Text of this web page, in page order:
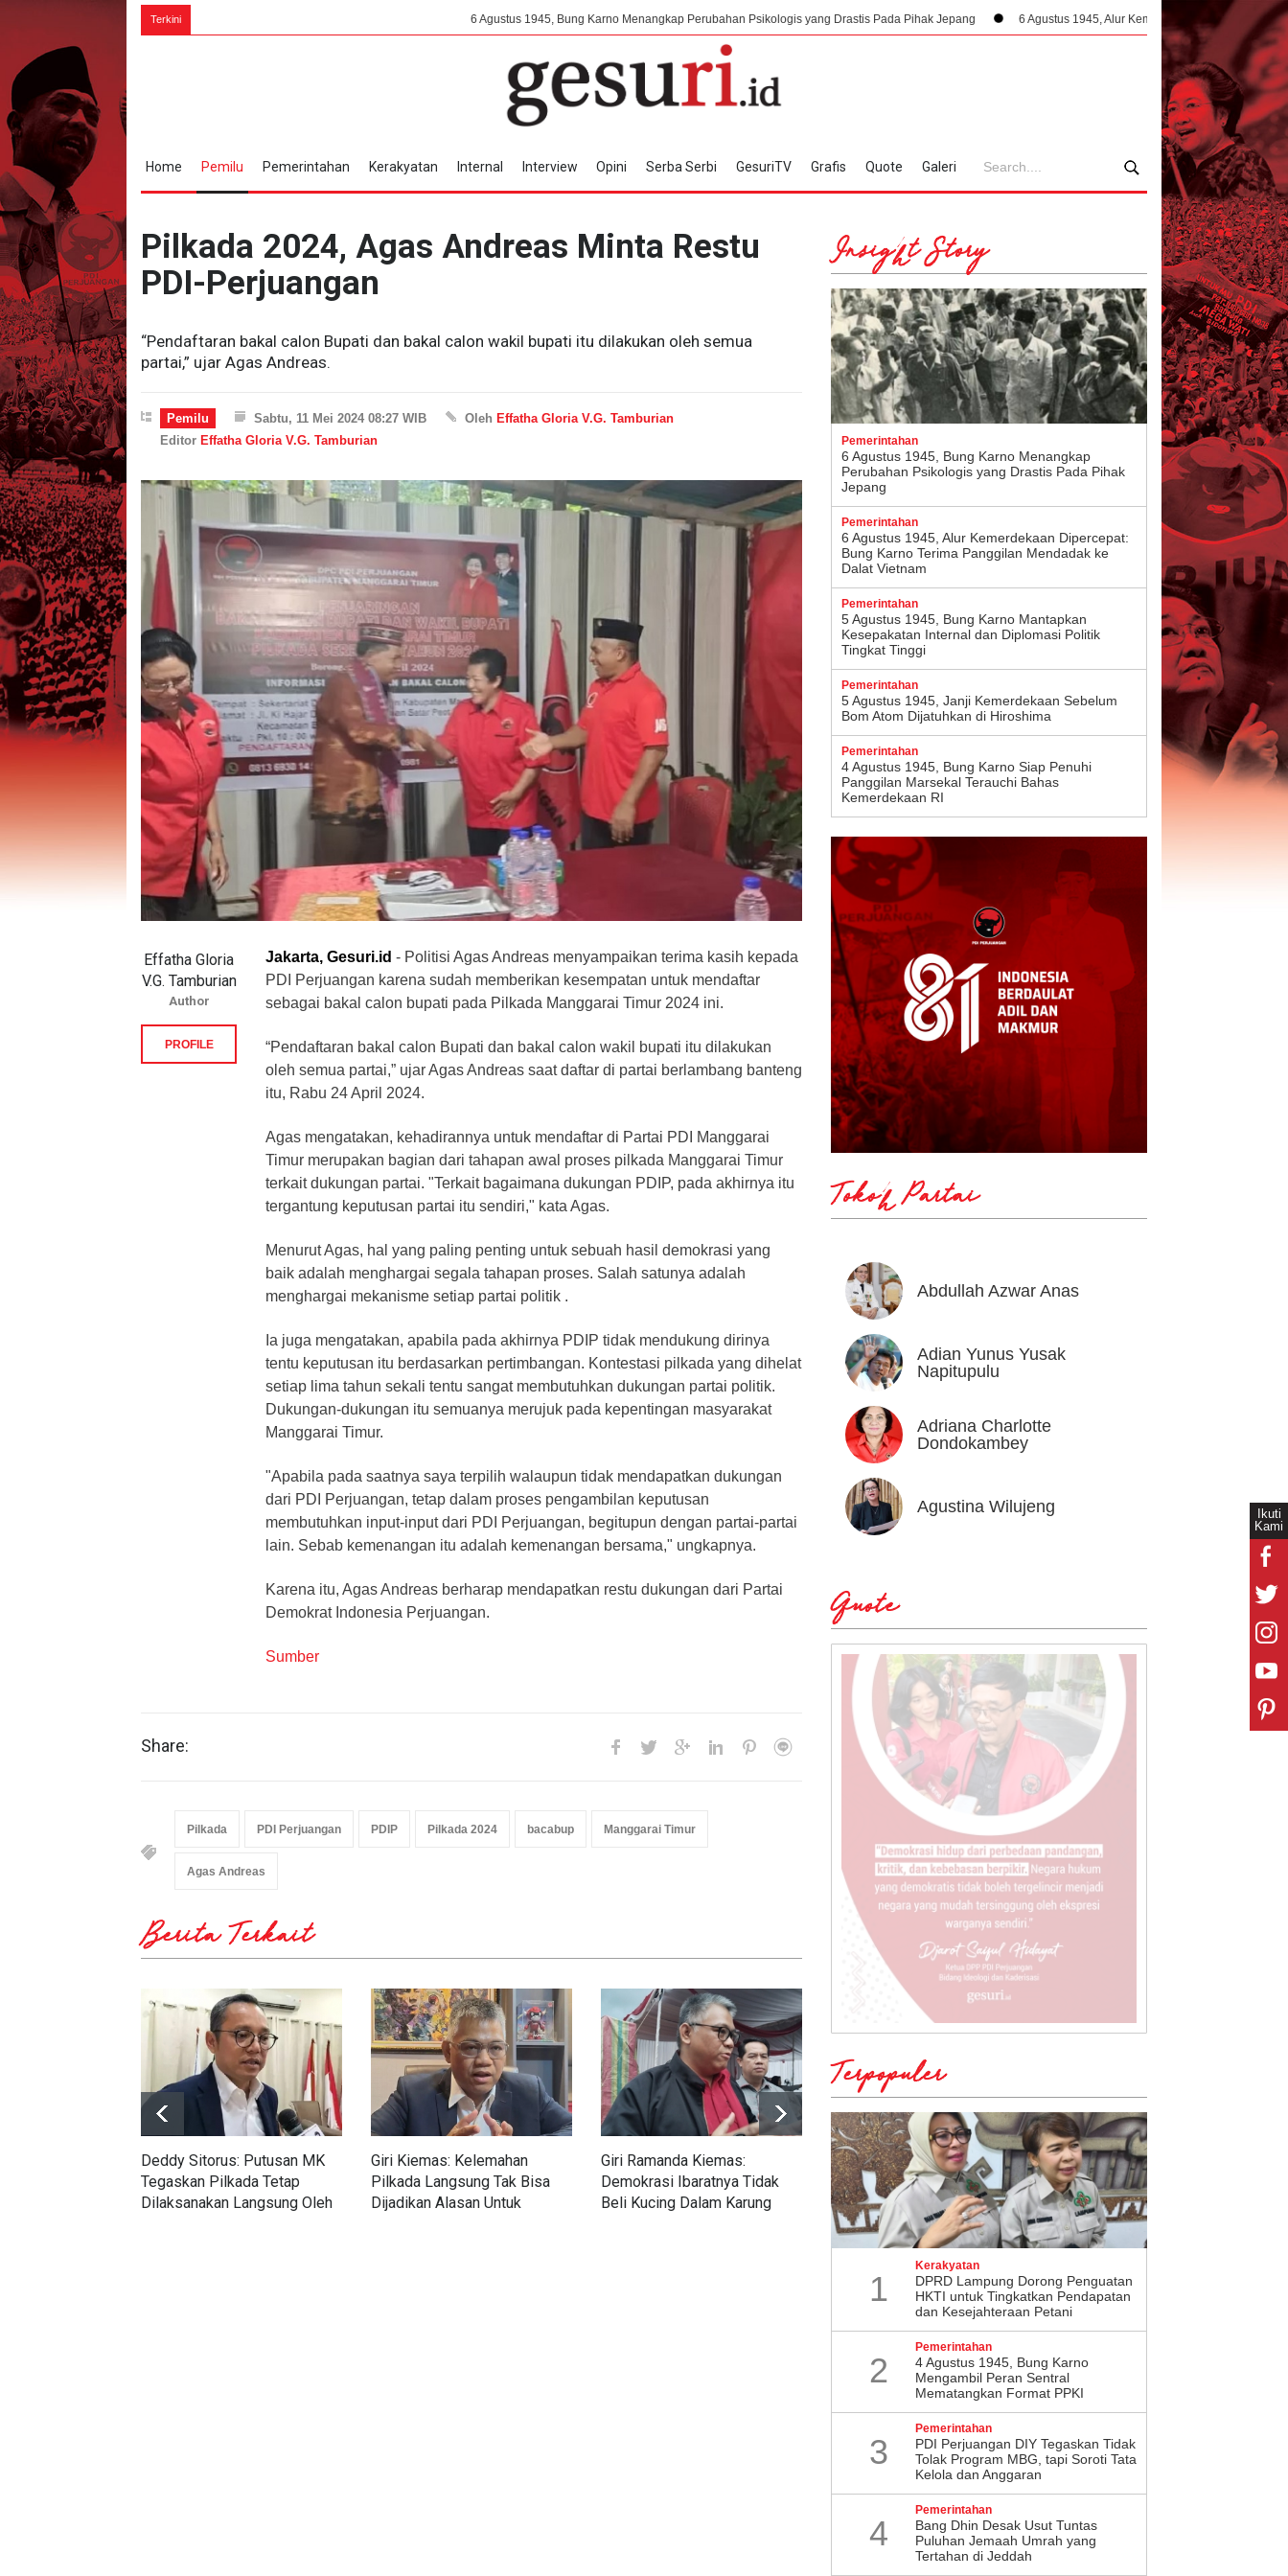
Ikuti
Kami
Terkini 6 Agustus 1945, Bung Karno Menangkap Perubahan Psikologis yang Drastis Pada Pihak Jepang 6 Agustus 1945, Alur Kemerdekaan Dipercepat: Bung Karno Terima
Home Pemilu Pemerintahan Kerakyatan Internal Interview Opini Serba Serbi GesuriTV Grafis Quote Galeri
Pilkada 2024, Agas Andreas Minta Restu
PDI-Perjuangan
“Pendaftaran bakal calon Bupati dan bakal calon wakil bupati itu dilakukan oleh semua
partai,” ujar Agas Andreas.
Pemilu Sabtu, 11 Mei 2024 08:27 WIB Oleh Effatha Gloria V.G. Tamburian
Editor Effatha Gloria V.G. Tamburian
Jakarta, Gesuri.id - Politisi Agas Andreas menyampaikan terima kasih kepada
PDI Perjuangan karena sudah memberikan kesempatan untuk mendaftar
sebagai bakal calon bupati pada Pilkada Manggarai Timur 2024 ini.
“Pendaftaran bakal calon Bupati dan bakal calon wakil bupati itu dilakukan
oleh semua partai,” ujar Agas Andreas saat daftar di partai berlambang banteng
itu, Rabu 24 April 2024.
Agas mengatakan, kehadirannya untuk mendaftar di Partai PDI Manggarai
Timur merupakan bagian dari tahapan awal proses pilkada Manggarai Timur
terkait dukungan partai. "Terkait bagaimana dukungan PDIP, pada akhirnya itu
tergantung keputusan partai itu sendiri," kata Agas.
Menurut Agas, hal yang paling penting untuk sebuah hasil demokrasi yang
baik adalah menghargai segala tahapan proses. Salah satunya adalah
menghargai mekanisme setiap partai politik .
Ia juga mengatakan, apabila pada akhirnya PDIP tidak mendukung dirinya
tentu keputusan itu berdasarkan pertimbangan. Kontestasi pilkada yang dihelat
setiap lima tahun sekali tentu sangat membutuhkan dukungan partai politik.
Dukungan-dukungan itu semuanya merujuk pada kepentingan masyarakat
Manggarai Timur.
"Apabila pada saatnya saya terpilih walaupun tidak mendapatkan dukungan
dari PDI Perjuangan, tetap dalam proses pengambilan keputusan
membutuhkan input-input dari PDI Perjuangan, begitupun dengan partai-partai
lain. Sebab kemenangan itu adalah kemenangan bersama," ungkapnya.
Karena itu, Agas Andreas berharap mendapatkan restu dukungan dari Partai
Demokrat Indonesia Perjuangan.
Sumber
Effatha Gloria
V.G. Tamburian
Author
PROFILE
Share:
Pilkada PDI Perjuangan PDIP Pilkada 2024 bacabup Manggarai Timur
Agas Andreas
Berita Terkait
Deddy Sitorus: Putusan MK
Tegaskan Pilkada Tetap
Dilaksanakan Langsung Oleh
Giri Kiemas: Kelemahan
Pilkada Langsung Tak Bisa
Dijadikan Alasan Untuk
Giri Ramanda Kiemas:
Demokrasi Ibaratnya Tidak
Beli Kucing Dalam Karung
Rachmat Hidayat Tegaskan
Tolak Pilkada Lewat DPRD,
Saat Buka Musancab PDI
Perjuangan Kota Mataram
Giri Kiemas Tegaskan PDI
Perjuangan Tetap Konsisten
Menolak Wacana Pilkada
Melalui DPRD
Insight Story
Pemerintahan
6 Agustus 1945, Bung Karno Menangkap
Perubahan Psikologis yang Drastis Pada Pihak
Jepang
Pemerintahan
6 Agustus 1945, Alur Kemerdekaan Dipercepat:
Bung Karno Terima Panggilan Mendadak ke
Dalat Vietnam
Pemerintahan
5 Agustus 1945, Bung Karno Mantapkan
Kesepakatan Internal dan Diplomasi Politik
Tingkat Tinggi
Pemerintahan
5 Agustus 1945, Janji Kemerdekaan Sebelum
Bom Atom Dijatuhkan di Hiroshima
Pemerintahan
4 Agustus 1945, Bung Karno Siap Penuhi
Panggilan Marsekal Terauchi Bahas
Kemerdekaan RI
Tokoh Partai
Abdullah Azwar Anas
Adian Yunus Yusak
Napitupulu
Adriana Charlotte
Dondokambey
Agustina Wilujeng Andi
Quote
Terpopuler
1
Kerakyatan
DPRD Lampung Dorong Penguatan
HKTI untuk Tingkatkan Pendapatan
dan Kesejahteraan Petani
2
Pemerintahan
4 Agustus 1945, Bung Karno
Mengambil Peran Sentral
Mematangkan Format PPKI
3
Pemerintahan
PDI Perjuangan DIY Tegaskan Tidak
Tolak Program MBG, tapi Soroti Tata
Kelola dan Anggaran
4
Pemerintahan
Bang Dhin Desak Usut Tuntas
Puluhan Jemaah Umrah yang
Tertahan di Jeddah